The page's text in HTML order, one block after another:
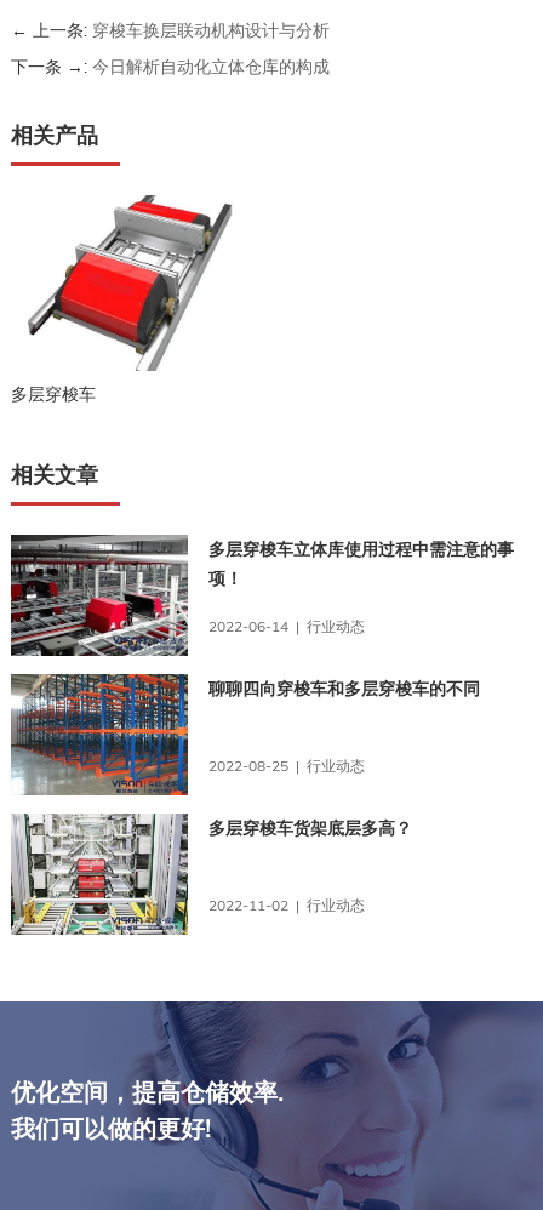
← 上一条: 穿梭车换层联动机构设计与分析
下一条 →: 今日解析自动化立体仓库的构成
相关产品
多层穿梭车
相关文章
多层穿梭车立体库使用过程中需注意的事
项！
2022-06-14 | 行业动态
聊聊四向穿梭车和多层穿梭车的不同
2022-08-25 | 行业动态
多层穿梭车货架底层多高？
2022-11-02 | 行业动态
优化空间，提高仓储效率.
我们可以做的更好!